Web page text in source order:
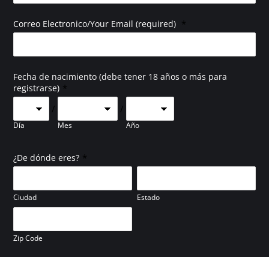
Correo Electronico/Your Email (required) *
Fecha de nacimiento (debe tener 18 años o más para
registrarse) *
Día
/
Mes
/
Año
¿De dónde eres? *
Ciudad Estado
Zip Code